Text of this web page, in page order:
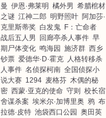
曼 伊恩·弗莱明 橘外男 希腊棺材
之谜 江神二郎 明野照叶 阿加莎·
克里斯蒂奖 白发鬼 F：亡命者
战后五人男
回廊亭杀人事件 早
期尸体变化 鸣海园 施济群 西乡
钞票 爱德华·D·霍克 人格转移杀
人事件 名侦探柯南 全国侦探小
说大赛 1294 麦格芬 木偶的秘
密 西蒙·亚克的使命 守则
校长宿
舍谋杀案 埃米尔·加博里奥 鸦 布
拉德·皮特 池袋西口公园 奥田英